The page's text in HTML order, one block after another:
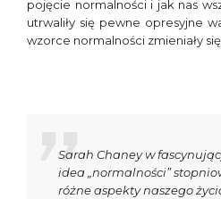
pojęcie normalności i jak nas
utrwaliły się pewne opresyjne
wzorce normalności zmieniały
Sarah Chaney w
idea „normalności”
różne aspekty naszego